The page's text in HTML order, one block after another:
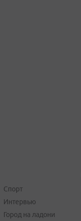
Спорт
Интервью
Город на ладони